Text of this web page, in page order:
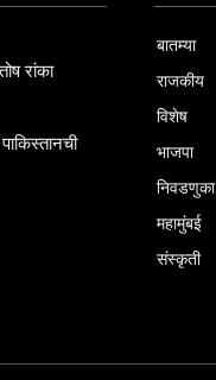
रांका
बातम्या
राजकीय
विशेष
भाजपा
निवडणुका
महामुंबई
संस्कृती